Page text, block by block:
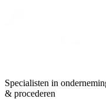
Specialisten in
& procederen